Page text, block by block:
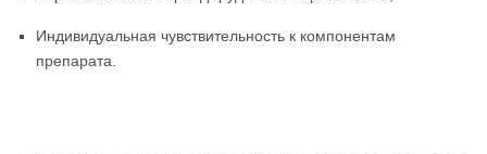
Индивидуальная чувствительность к компонентам
препарата.